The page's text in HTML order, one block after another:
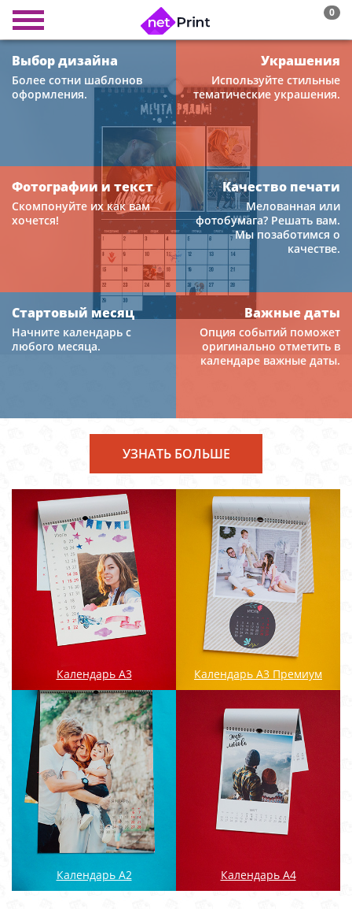
0
Выбор дизайна
Более сотни шаблонов
оформления.
Украшения
Используйте стильные
тематические украшения.
Фотографии и текст
Скомпонуйте их как вам
хочется!
Качество печати
Мелованная или
фотобумага? Решать вам.
Мы позаботимся о
качестве.
Стартовый месяц
Начните календарь с
любого месяца.
Важные даты
Опция событий поможет
оригинально отметить в
календаре важные даты.
УЗНАТЬ БОЛЬШЕ
Календарь А3 Календарь А3 Премиум
Календарь А2 Календарь А4